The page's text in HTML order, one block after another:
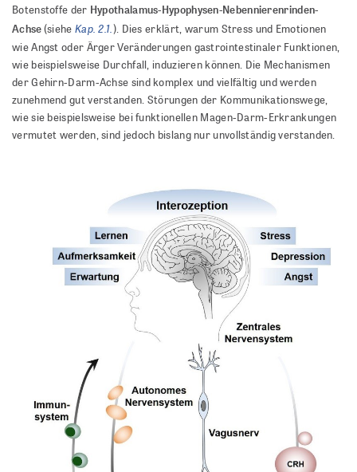
Botenstoffe der Hypothalamus-Hypophysen-Nebennierenrinden-
Achse(siehe Kap. 2.1. ). Dies erklärt, warum Stress und Emotionen
wie Angst oder Ärger Veränderungen gastrointestinaler Funktionen,
wie beispielsweise Durchfall, induzieren können. Die Mechanismen
der Gehirn-Darm-Achse sind komplex und vielfältig und werden
zunehmend gut verstanden. Störungen der Kommunikationswege,
wie sie beispielsweise bei funktionellen Magen-Darm-Erkrankungen
vermutet werden, sind jedoch bislang nur unvollständig verstanden.